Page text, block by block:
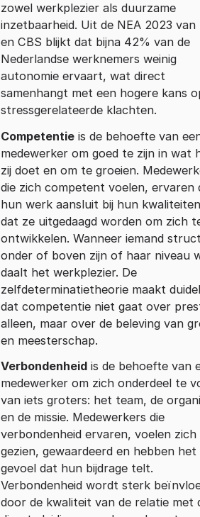
zowel werkplezier als duurzame
inzetbaarheid. Uit de NEA 2023 van
en CBS blijkt dat bijna 42% van de
Nederlandse werknemers weinig
autonomie ervaart, wat direct
samenhangt met een hogere kans
stressgerelateerde klachten.
Competentie is de behoefte van
medewerker om goed te zijn in wat
zij doet en om te groeien.
die zich competent voelen, ervaren
hun werk aansluit bij hun
dat ze uitgedaagd worden om zich
ontwikkelen. Wanneer iemand
onder of boven zijn of haar niveau
daalt het werkplezier. De
zelfdeterminatietheorie maakt
dat competentie niet gaat over
alleen, maar over de beleving van
en meesterschap.
Verbondenheid is de behoefte van
medewerker om zich onderdeel te
van iets groters: het team, de
en de missie. Medewerkers die
verbondenheid ervaren, voelen zich
gezien, gewaardeerd en hebben het
gevoel dat hun bijdrage telt.
Verbondenheid wordt sterk
door de kwaliteit van de relatie met